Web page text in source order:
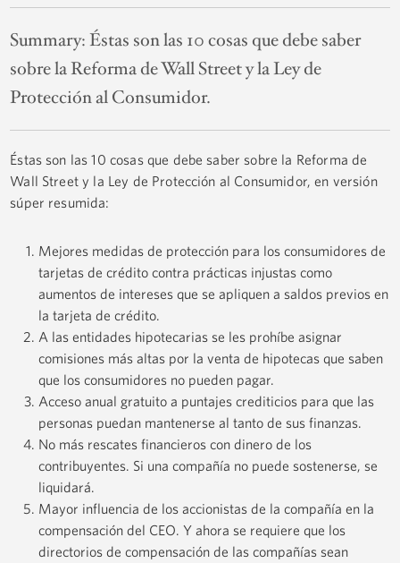
Summary:Éstas son las 10 cosas que debe saber
sobre la Reforma de Wall Street y la Ley de
Protección al Consumidor.
Éstas son las 10 cosas que debe saber sobre la Reforma de
Wall Street y la Ley de Protección al Consumidor, en versión
súper resumida:
Mejores medidas de protección para los consumidores de
tarjetas de crédito contra prácticas injustas como
aumentos de intereses que se apliquen a saldos previos en
la tarjeta de crédito.
A las entidades hipotecarias se les prohíbe asignar
comisiones más altas por la venta de hipotecas que saben
que los consumidores no pueden pagar.
Acceso anual gratuito a puntajes crediticios para que las
personas puedan mantenerse al tanto de sus finanzas.
No más rescates financieros con dinero de los
contribuyentes. Si una compañía no puede sostenerse, se
liquidará.
Mayor influencia de los accionistas de la compañía en la
compensación del CEO. Y ahora se requiere que los
directorios de compensación de las compañías sean